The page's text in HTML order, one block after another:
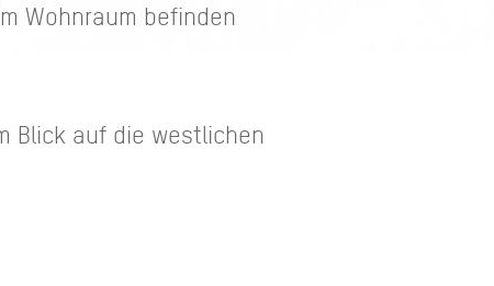
Wohnraum befinden
Blick auf die westlichen